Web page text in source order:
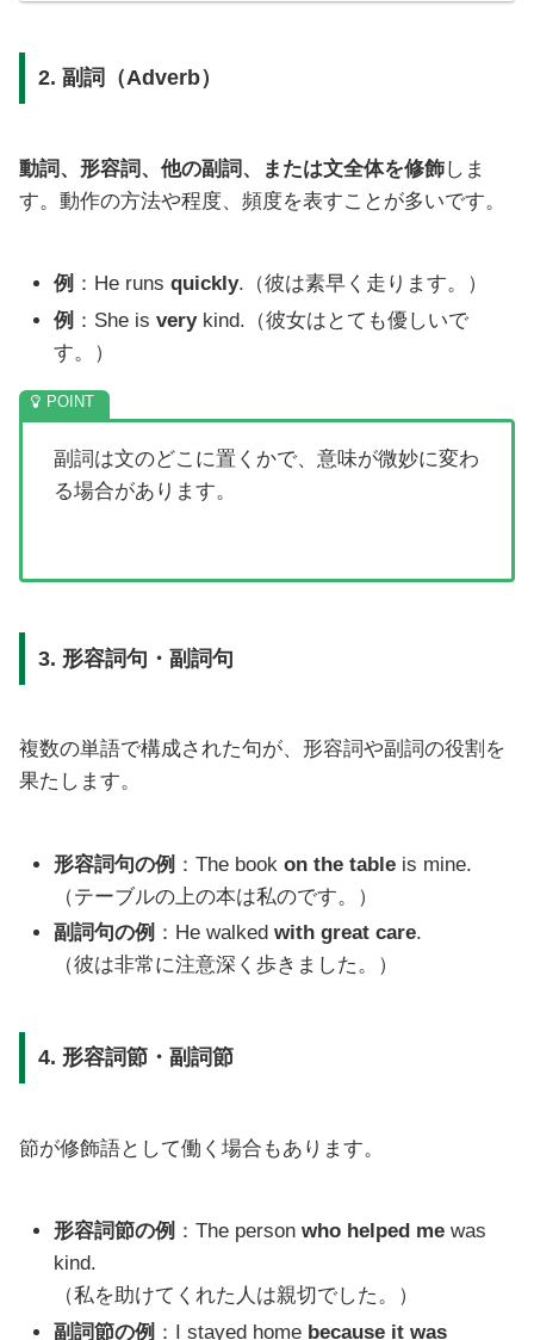
2. 副詞（Adverb）
動詞、形容詞、他の副詞、または文全体を修飾しま
す。動作の方法や程度、頻度を表すことが多いです。
例 ：He runsquickly.（彼は素早く走ります。）
例 ：She isverykind.（彼女はとても優しいで
す。）
副詞は文のどこに置くかで、意味が微妙に変わ
る場合があります。
3. 形容詞句・副詞句
複数の単語で構成された句が、形容詞や副詞の役割を
果たします。
形容詞句の例 ：The bookon the table is mine.
（テーブルの上の本は私のです。）
副詞句の例 ：He walkedwith great care.
（彼は非常に注意深く歩きました。）
4. 形容詞節・副詞節
節が修飾語として働く場合もあります。
形容詞節の例 ：The personwho helped me was
kind.
（私を助けてくれた人は親切でした。）
副詞節の例 ：I stayed home because it was